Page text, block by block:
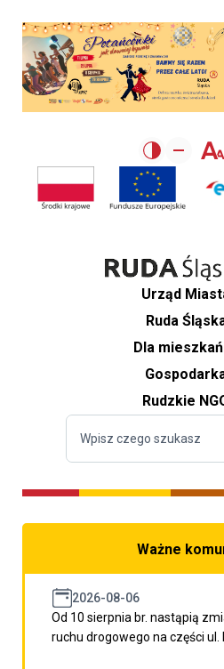
Urząd
Ruda
Dla
Rudzkie
Ważne
2026-08-06
Od 10 sierpnia br. nastąpią
ruchu drogowego na części ul.